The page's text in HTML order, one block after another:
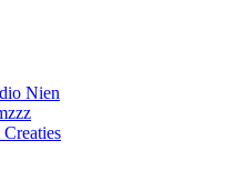
Nien